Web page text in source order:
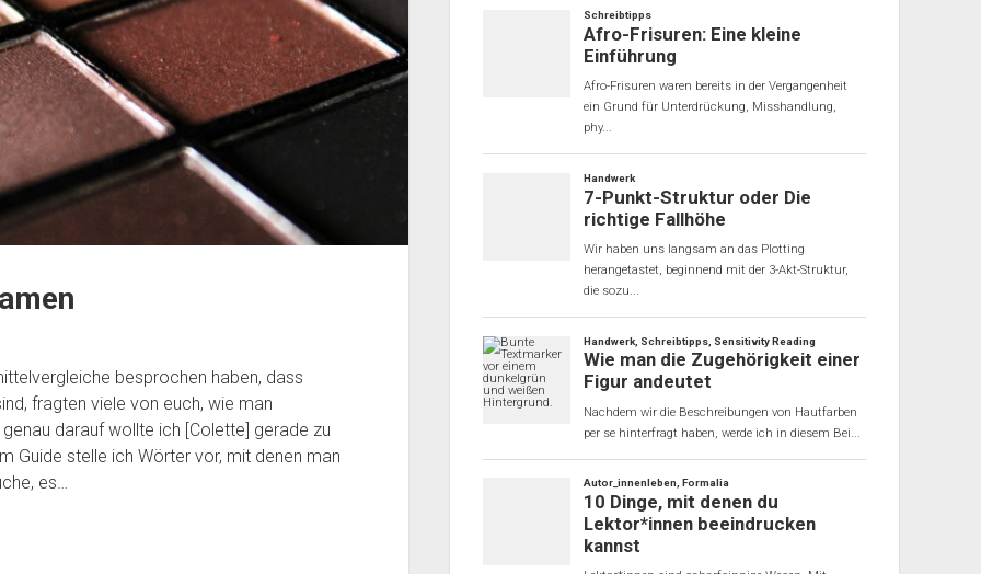
besprochen haben, dass
fragten viele von euch, wie man
darauf wollte ich [Colette] gerade zu
Guide stelle ich Wörter vor, mit denen man
es…